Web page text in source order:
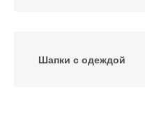
Шапки с одеждой